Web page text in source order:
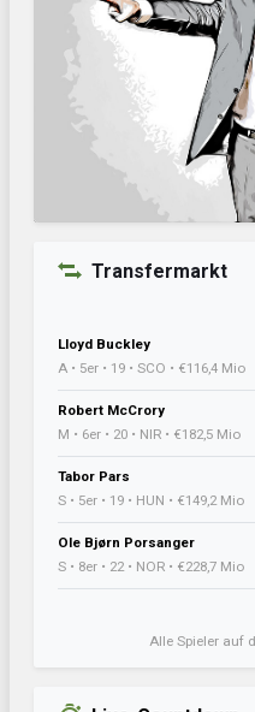
Transfermarkt
Lloyd Buckley
A • 5er • 19 • SCO • €116,4 Mio
Robert McCrory
M • 6er • 20 • NIR • €182,5 Mio
Tabor Pars
S • 5er • 19 • HUN • €149,2 Mio
Ole Bjørn Porsanger
S • 8er • 22 • NOR • €228,7 Mio
Alle Spieler auf